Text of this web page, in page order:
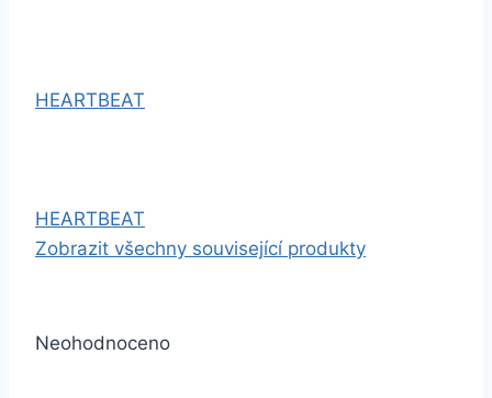
HEARTBEAT
HEARTBEAT
Zobrazit všechny související produkty
Neohodnoceno